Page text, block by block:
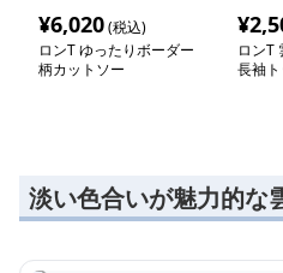
¥6,020(税込)
ロンT ゆったりボーダー
柄カットソー
¥
ロンT
長袖
淡い色合いが魅力的な